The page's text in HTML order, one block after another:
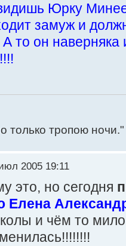
Юрку
замуж и
то он наверняка
только тропою ночи."
2005 19:11
это, но сегодня
Елена
и чём то